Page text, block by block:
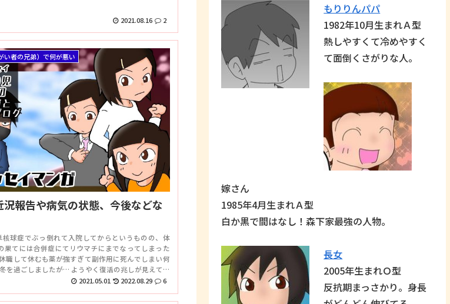
2021.08.16 2
い者の兄弟）で何が悪い
況報告や病気の状態、今後などな
球症でぶっ倒れて入院してからというものの、体
果てには合併症にてリウマチにまでなってしまった
職して休むも薬が強すぎて副作用に死んでしまい何
を過ごしましたが… ようやく復活の兆しが見えてき
でもありません。 今回は長かった…
2021.05.01 2022.08.29 6
もりりんパパ
1982年10月生まれＡ型
熱しやすくて冷めやすく
て面倒くさがりな人。
嫁さん
1985年4月生まれＡ型
白か黒で間はなし！森下家最強の人物。
長女
2005年生まれＯ型
反抗期まっさかり。身長